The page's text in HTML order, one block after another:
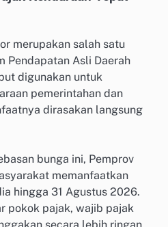
merupakan salah satu
Pendapatan Asli Daerah
digunakan untuk
pemerintahan dan
dirasakan langsung
bunga ini, Pemprov
memanfaatkan
hingga 31 Agustus 2026.
pokok pajak, wajib pajak